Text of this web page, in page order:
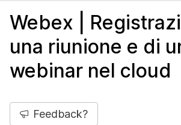
Webex |
una riunione e di
webinar nel cloud
Feedback?